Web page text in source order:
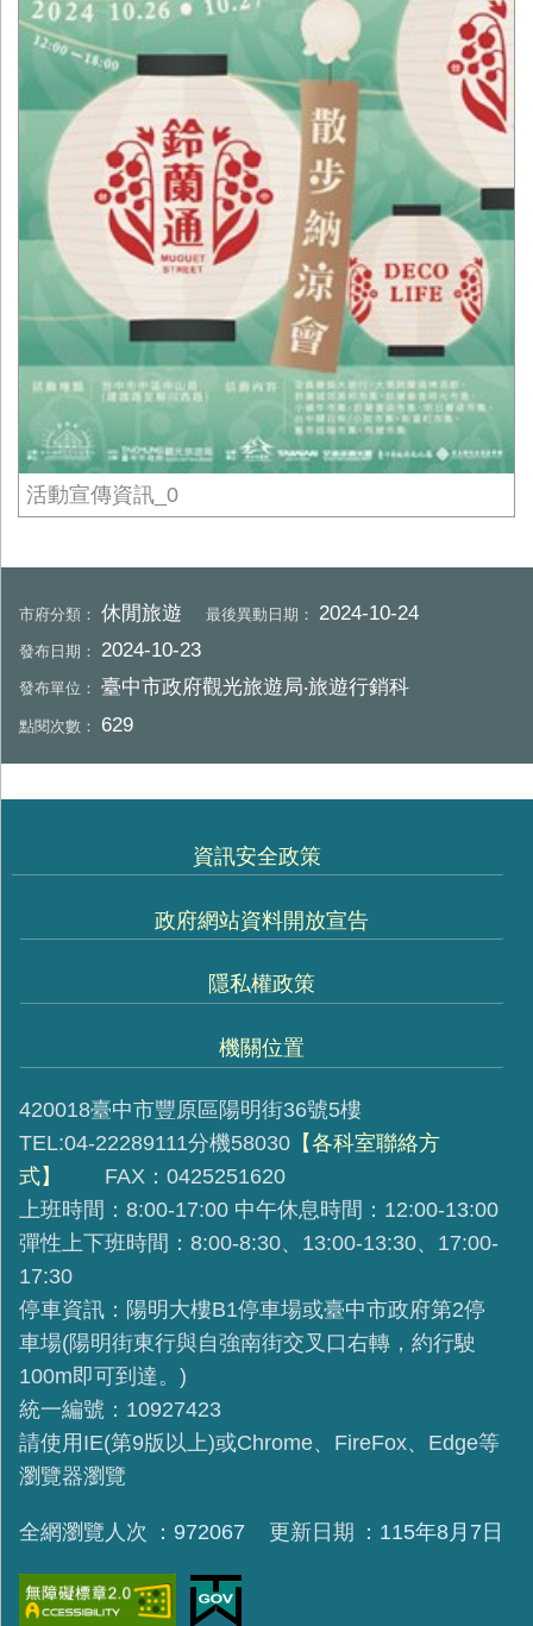
活動宣傳資訊_0
市府分類：休閒旅遊 最後異動日期： 2024-10-24
發布日期： 2024-10-23
發布單位：臺中市政府觀光旅遊局‧旅遊行銷科
點閱次數： 629
資訊安全政策
政府網站資料開放宣告
隱私權政策
機關位置
420018臺中市豐原區陽明街36號5樓
TEL:04-22289111分機58030 【各科室聯絡方
式】
FAX：0425251620
上班時間：8:00-17:00 中午休息時間：12:00-13:00
彈性上下班時間：8:00-8:30、13:00-13:30、17:00-
17:30
停車資訊：陽明大樓B1停車場或臺中市政府第2停
車場(陽明街東行與自強南街交叉口右轉，約行駛
100m即可到達。)
統一編號：10927423
請使用IE(第9版以上)或Chrome、FireFox、Edge等
瀏覽器瀏覽
全網瀏覽人次 972067 更新日期 115年8月7日